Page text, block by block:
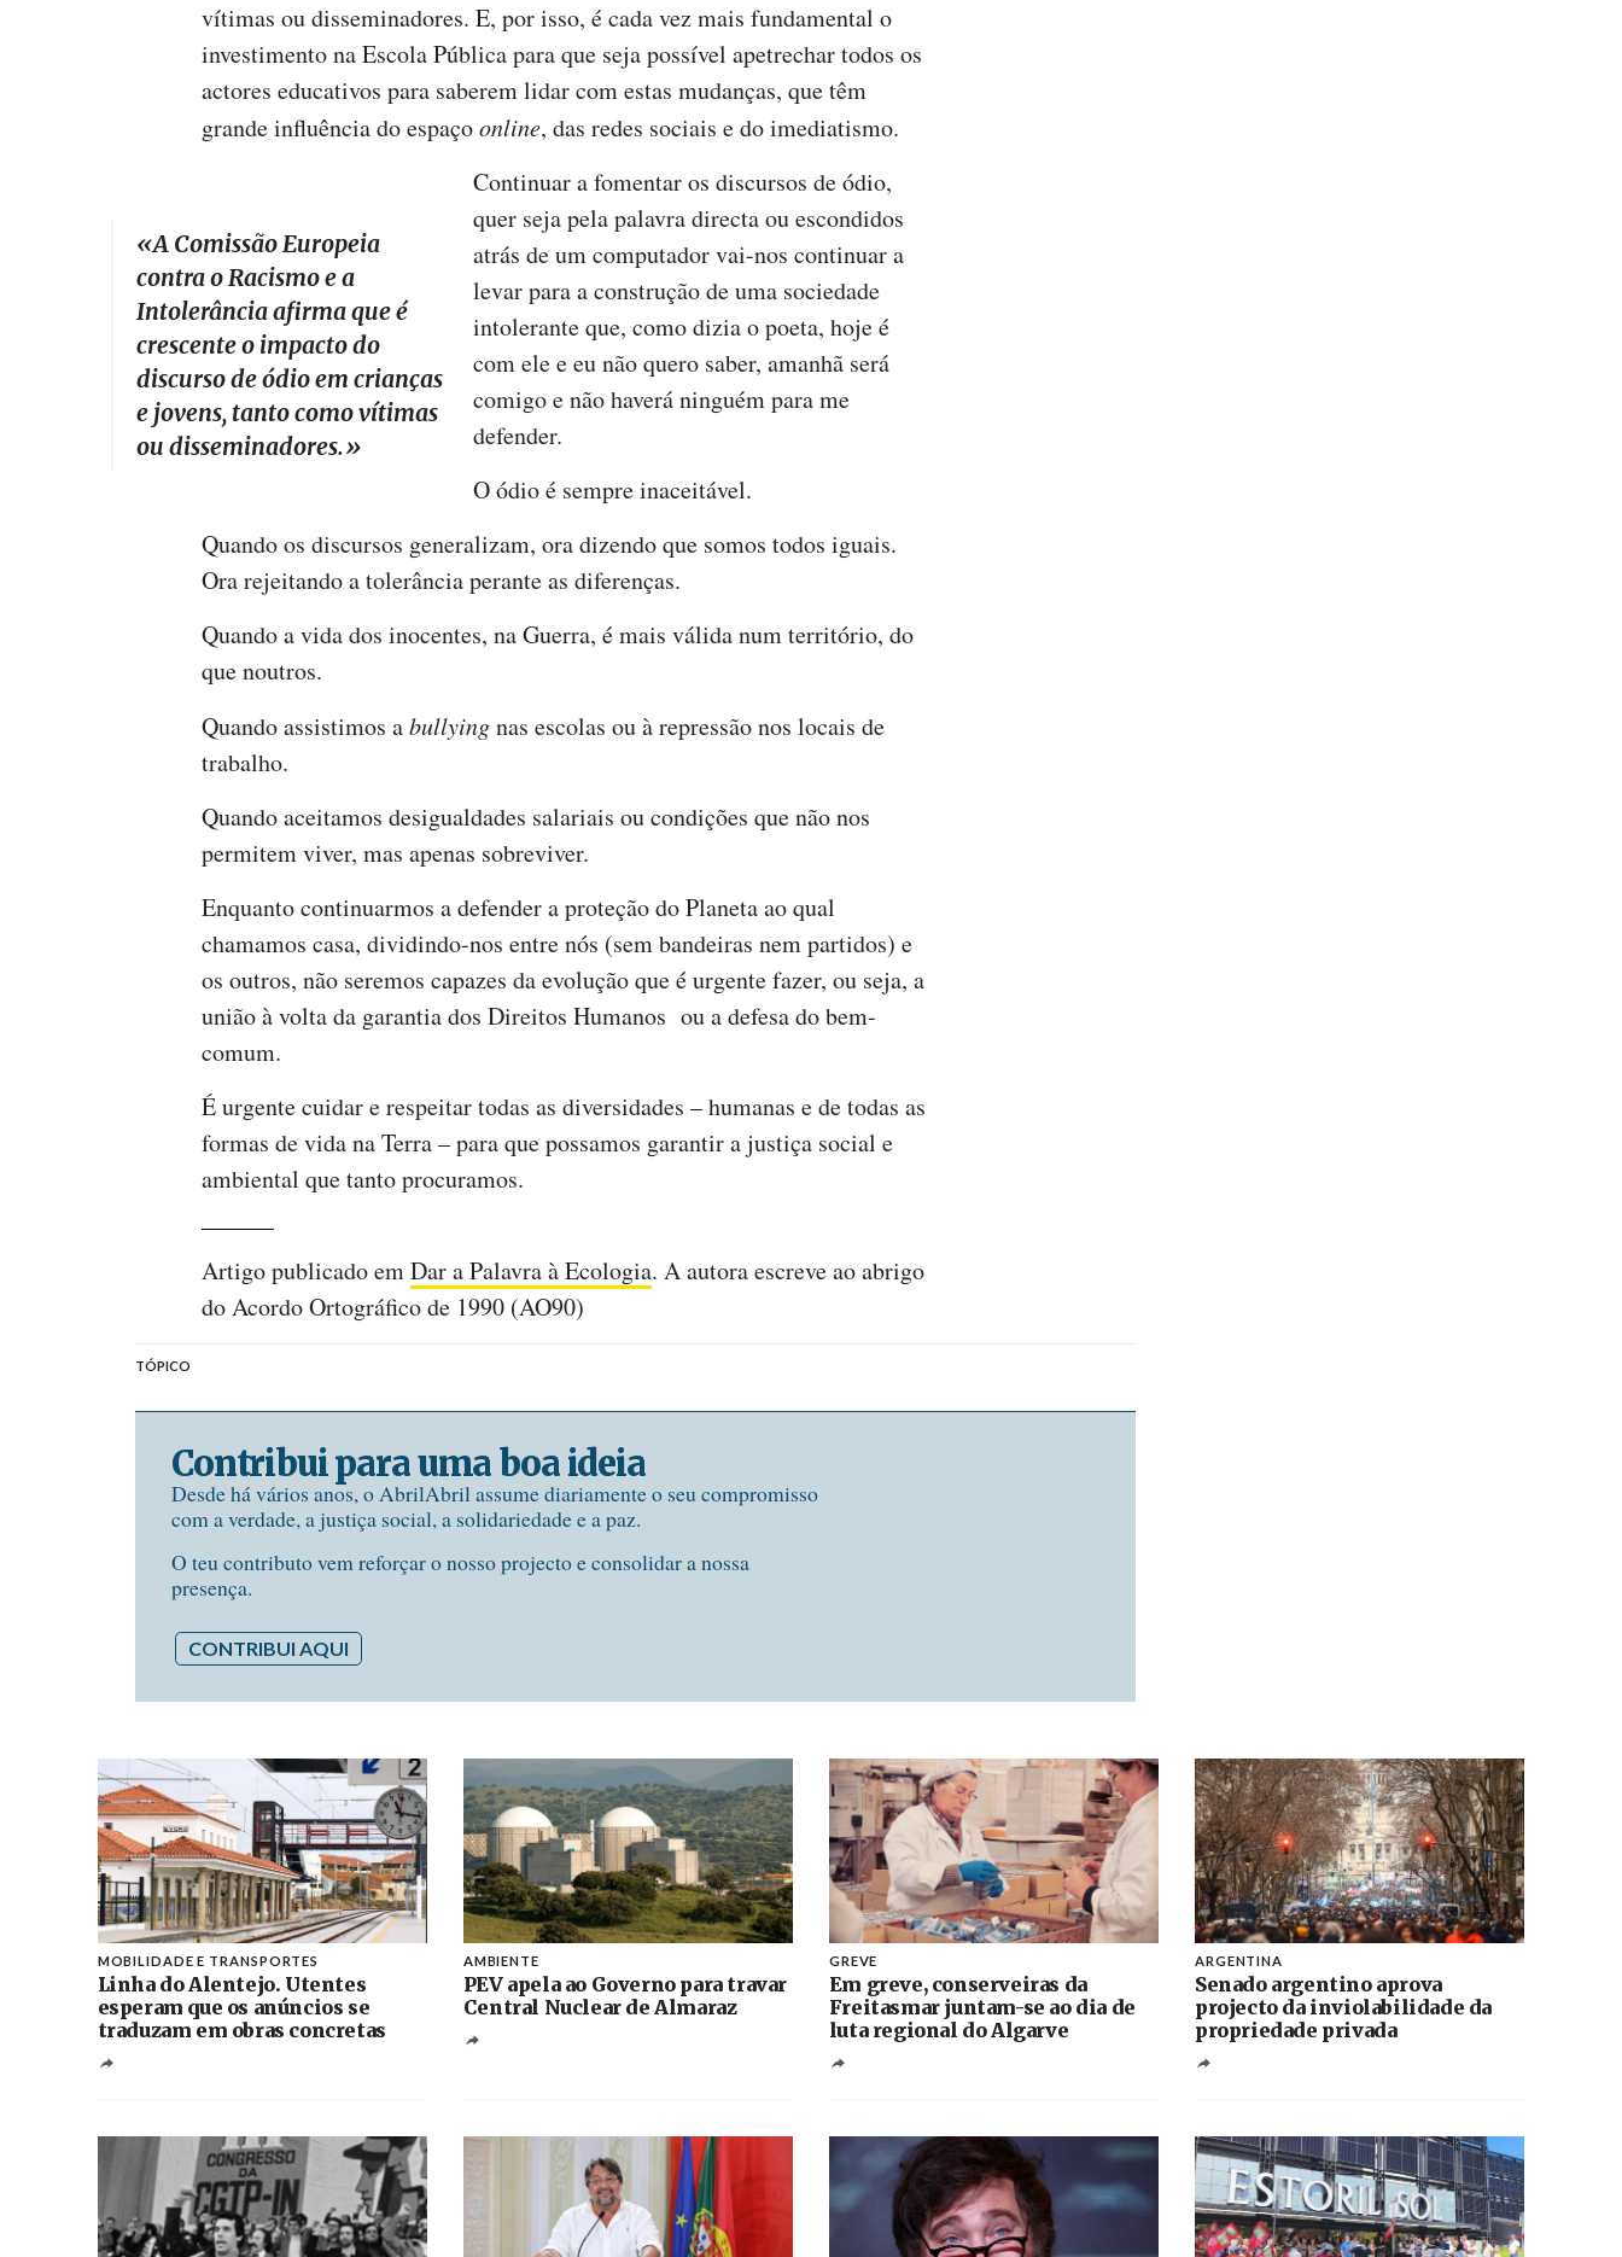
vítimas ou disseminadores. E, por isso, é cada vez mais fundamental o
investimento na Escola Pública para que seja possível apetrechar todos os
actores educativos para saberem lidar com estas mudanças, que têm
grande influência do espaçoonline, das redes sociais e do imediatismo.
«A Comissão Europeia
contra o Racismo e a
Intolerância afirma que é
crescente o impacto do
discurso de ódio em crianças
e jovens, tanto como vítimas
ou disseminadores.»
Continuar a fomentar os discursos de ódio,
quer seja pela palavra directa ou escondidos
atrás de um computador vai-nos continuar a
levar para a construção de uma sociedade
intolerante que, como dizia o poeta, hoje é
com ele e eu não quero saber, amanhã será
comigo e não haverá ninguém para me
defender.
O ódio é sempre inaceitável.
Quando os discursos generalizam, ora dizendo que somos todos iguais.
Ora rejeitando a tolerância perante as diferenças.
Quando a vida dos inocentes, na Guerra, é mais válida num território, do
que noutros.
Quando assistimos abullyingnas escolas ou à repressão nos locais de
trabalho.
Quando aceitamos desigualdades salariais ou condições que não nos
permitem viver, mas apenas sobreviver.
Enquanto continuarmos a defender a proteção do Planeta ao qual
chamamos casa, dividindo-nos entre nós (sem bandeiras nem partidos) e
os outros, não seremos capazes da evolução que é urgente fazer, ou seja, a
união à volta da garantia dos Direitos Humanos ou a defesa do bem-
comum.
É urgente cuidar e respeitar todas as diversidades – humanas e de todas as
formas de vida na Terra – para que possamos garantir a justiça social e
ambiental que tanto procuramos.
Artigo publicado emDar a Palavra à Ecologia. A autora escreve ao abrigo
do Acordo Ortográfico de 1990 (AO90)
TÓPICO
Contribui para uma boa ideia
Desde há vários anos, o AbrilAbril assume diariamente o seu compromisso
com a verdade, a justiça social, a solidariedade e a paz.
O teu contributo vem reforçar o nosso projecto e consolidar a nossa
presença.
CONTRIBUI AQUI
MOBILIDADE E TRANSPORTES
Linha do Alentejo. Utentes
esperam que os anúncios se
traduzam em obras concretas
AMBIENTE
PEV apela ao Governo para travar
Central Nuclear de Almaraz
GREVE
Em greve, conserveiras da
Freitasmar juntam-se ao dia de
luta regional do Algarve
ARGENTINA
Senado argentino aprova
projecto da inviolabilidade da
propriedade privada